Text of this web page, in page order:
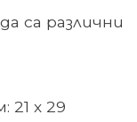
са различни
21 х 29